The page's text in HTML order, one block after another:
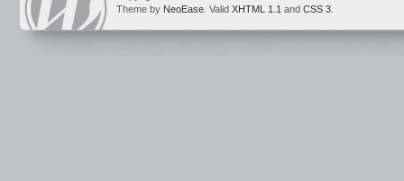
Theme by NeoEase . Valid XHTML 1.1 and CSS 3